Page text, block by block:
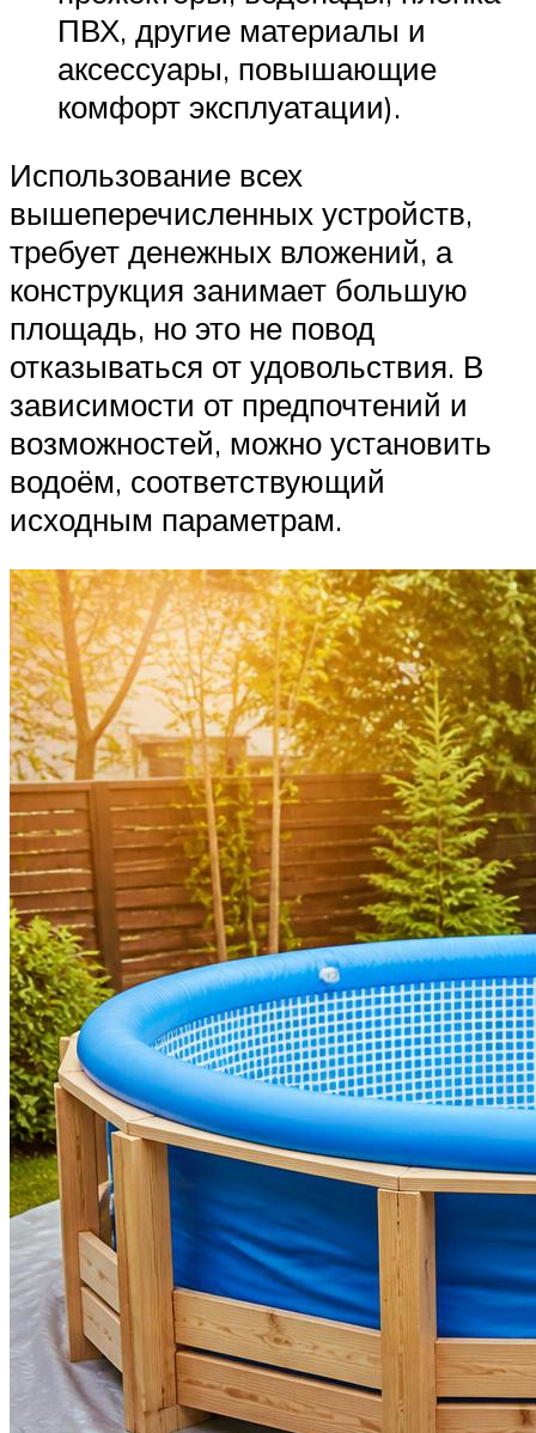
ПВХ, другие материалы и
аксессуары, повышающие
комфорт эксплуатации).
Использование всех
вышеперечисленных устройств,
требует денежных вложений, а
конструкция занимает большую
площадь, но это не повод
отказываться от удовольствия. В
зависимости от предпочтений и
возможностей, можно установить
водоём, соответствующий
исходным параметрам.